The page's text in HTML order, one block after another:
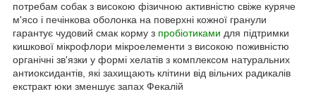
потребам собак з високою фізичною активністю свіже куряче
м'ясо і печінкова оболонка на поверхні кожної гранули
гарантує чудовий смак корму з пробіотиками для підтримки
кишкової мікрофлори мікроелементи з високою поживністю
органічні зв'язки у формі хелатів з комплексом натуральних
антиоксидантів, які захищають клітини від вільних радикалів
екстракт юки зменшує запах Фекалій